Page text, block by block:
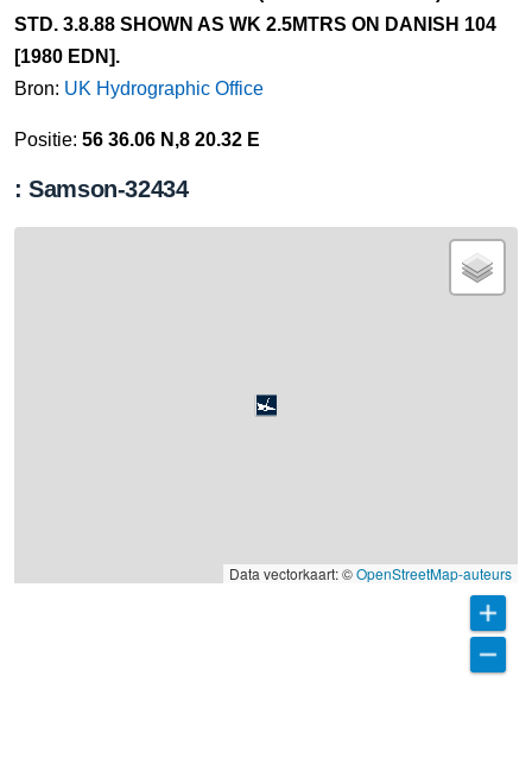
STD. 3.8.88 SHOWN AS WK 2.5MTRS ON DANISH 104
[1980 EDN].
Bron: UK Hydrographic Office
Positie: 56 36.06 N,8 20.32 E
: Samson-32434
Data vectorkaart: ©OpenStreetMap-auteurs